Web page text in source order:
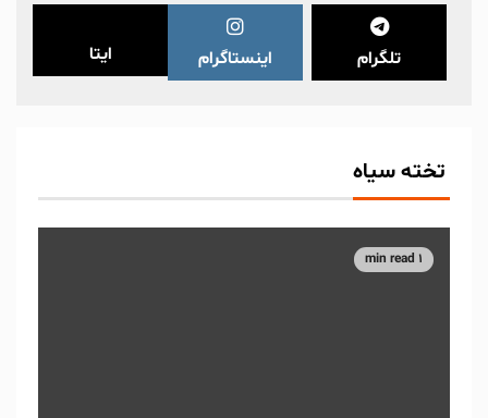
تلگرام اینستاگرام ایتا
تخته سیاه
1 min read